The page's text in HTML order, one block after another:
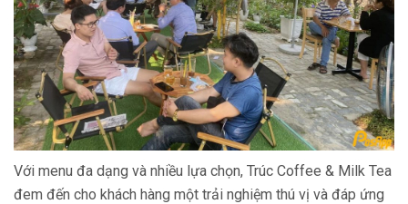
Với menu đa dạng và nhiều lựa chọn, Trúc Coffee & Milk Tea
đem đến cho khách hàng một trải nghiệm thú vị và đáp ứng